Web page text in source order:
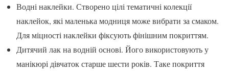
Водні наклейки. Створено цілі тематичні колекції
наклейок, які маленька модниця може вибрати за смаком.
Для міцності наклейки фіксують фінішним покриттям.
Дитячий лак на водній основі. Його використовують у
манікюрі дівчаток старше шести років. Таке покриття